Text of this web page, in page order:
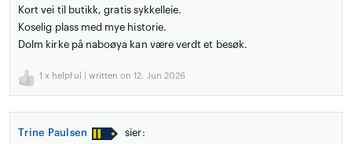
Kort vei til butikk, gratis sykkelleie.
Koselig plass med mye historie.
Dolm kirke på naboøya kan være verdt et besøk.
1 x helpful | written on 12. Jun 2026
Trine Paulsen sier: